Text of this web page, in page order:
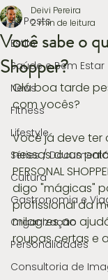
All Posts
Estilo
Saúde e Bem Estar
News
Fitness
Lifestyle
Séries /
Cultura
Gastronomia e
Organização
Personalidades
Consultoria de
Você sabe o
Shopper?
Deivi Pereira
2 min de leitura
Olá boa tarde
com vocês?
Você já deve ter
nessas duas
PERSONAL
digo "mágicas"
profissional da
milagres ao
roupas certas e